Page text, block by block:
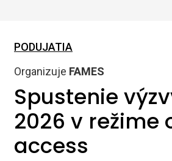
PODUJATIA
Organizuje FAMES
Spustenie
2026 v režime
access